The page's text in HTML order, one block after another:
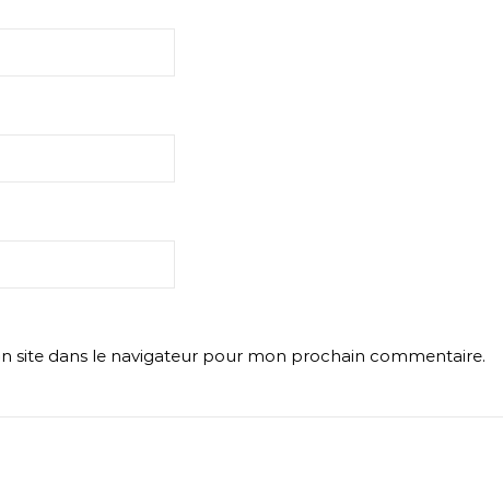
site dans le navigateur pour mon prochain commentaire.